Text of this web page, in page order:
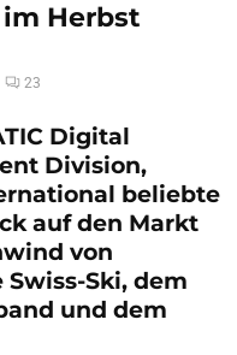
Herbst
23
Digital
Division,
beliebte
auf den Markt
von
Ski, dem
und dem